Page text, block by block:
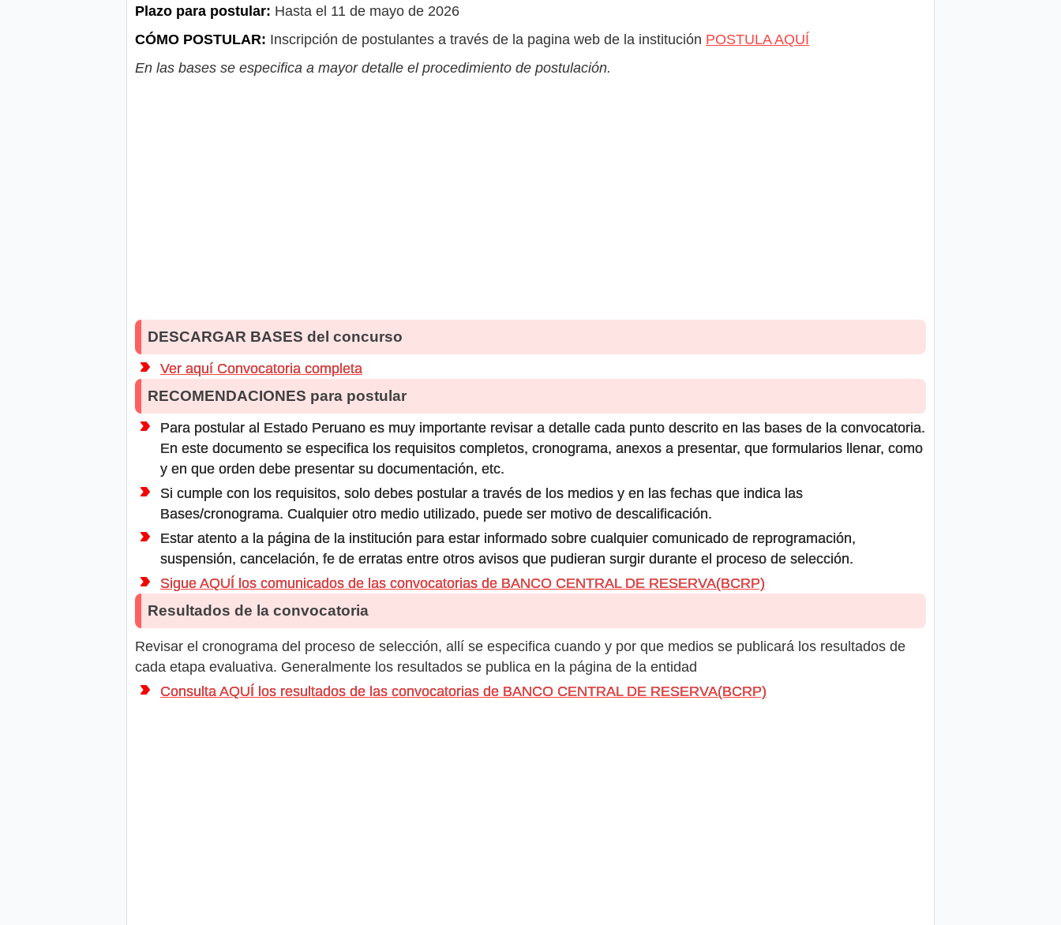
Plazo para postular: Hasta el 11 de mayo de 2026
CÓMO POSTULAR: Inscripción de postulantes a través de la pagina web de la institución POSTULA AQUÍ
En las bases se especifica a mayor detalle el procedimiento de postulación.
DESCARGAR BASES del concurso
Ver aquí Convocatoria completa
RECOMENDACIONES para postular
Para postular al Estado Peruano es muy importante revisar a detalle cada punto descrito en las bases de la convocatoria.
En este documento se especifica los requisitos completos, cronograma, anexos a presentar, que formularios llenar, como
y en que orden debe presentar su documentación, etc.
Si cumple con los requisitos, solo debes postular a través de los medios y en las fechas que indica las
Bases/cronograma. Cualquier otro medio utilizado, puede ser motivo de descalificación.
Estar atento a la página de la institución para estar informado sobre cualquier comunicado de reprogramación,
suspensión, cancelación, fe de erratas entre otros avisos que pudieran surgir durante el proceso de selección.
Sigue AQUÍ los comunicados de las convocatorias de BANCO CENTRAL DE RESERVA(BCRP)
Resultados de la convocatoria
Revisar el cronograma del proceso de selección, allí se especifica cuando y por que medios se publicará los resultados de
cada etapa evaluativa. Generalmente los resultados se publica en la página de la entidad
Consulta AQUÍ los resultados de las convocatorias de BANCO CENTRAL DE RESERVA(BCRP)